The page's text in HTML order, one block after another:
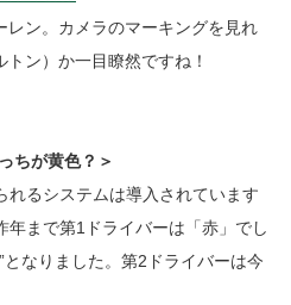
レン。カメラのマーキングを見れ
ン）か一目瞭然ですね！
ちが黄色？＞
れるシステムは導入されています
年まで第1ドライバーは「赤」でし
となりました。第2ドライバーは今